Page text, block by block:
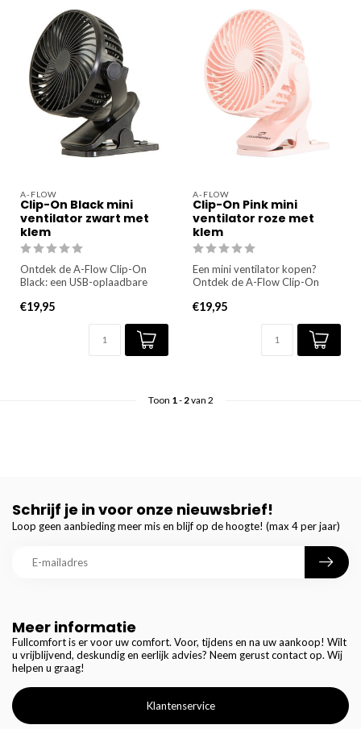
A-FLOW
Clip-On Black mini
ventilator zwart met
klem
Ontdek de A-Flow Clip-On
Black: een USB-oplaadbare
€19,95
A-FLOW
Clip-On Pink mini
ventilator roze met
klem
Een mini ventilator kopen?
Ontdek de A-Flow Clip-On
m...
€19,95
Toon 1-2van 2
Meer informatie
Fullcomfort is er voor uw comfort. Voor, tijdens en na uw aankoop! Wilt
u vrijblijvend, deskundig en eerlijk advies? Neem gerust contact op. Wij
helpen u graag!
Klantenservice
Schrijf je in voor onze nieuwsbrief!
Loop geen aanbieding meer mis en blijf op de hoogte! (max 4 per jaar)